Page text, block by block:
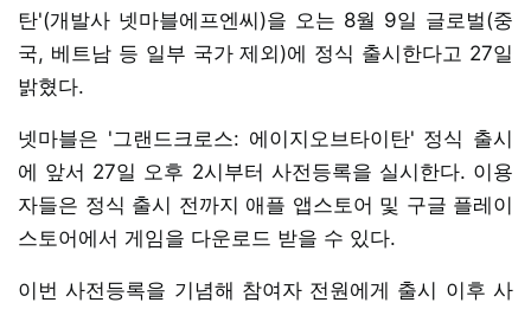
탄'(개발사 넷마블에프엔씨)을 오는 8월 9일 글로벌(중
국, 베트남 등 일부 국가 제외)에 정식 출시한다고 27일
밝혔다.
넷마블은 '그랜드크로스: 에이지오브타이탄' 정식 출시
에 앞서 27일 오후 2시부터 사전등록을 실시한다. 이용
자들은 정식 출시 전까지 애플 앱스토어 및 구글 플레이
스토어에서 게임을 다운로드 받을 수 있다.
이번 사전등록을 기념해 참여자 전원에게 출시 이후 사